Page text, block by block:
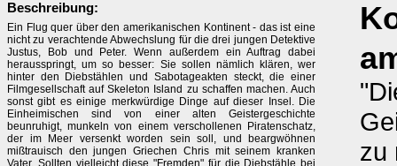
Beschreibung:
Ein Flug quer über den amerikanischen Kontinent - das ist eine
nicht zu verachtende Abwechslung für die drei jungen Detektive
Justus, Bob und Peter. Wenn außerdem ein Auftrag dabei
herausspringt, um so besser: Sie sollen nämlich klären, wer
hinter den Diebstählen und Sabotageakten steckt, die einer
Filmgesellschaft auf Skeleton Island zu schaffen machen. Auch
sonst gibt es einige merkwürdige Dinge auf dieser Insel. Die
Einheimischen sind von einer alten Geistergeschichte
beunruhigt, munkeln von einem verschollenen Piratenschatz,
der im Meer versenkt worden sein soll, und beargwöhnen
mißtrauisch den jungen Griechen Chris mit seinem kranken
Vater. Sollten vielleicht diese "Fremden" für die Diebstähle bei
zu